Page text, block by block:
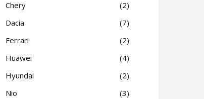
Chery
2
Dacia
7
Ferrari
2
Huawei
4
Hyundai
2
Nio
3